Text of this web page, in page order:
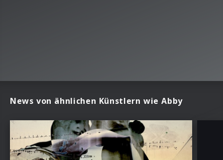
News von ähnlichen Künstlern wie Abby